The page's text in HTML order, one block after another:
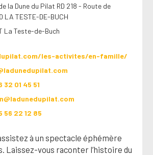
la Dune du Pilat RD 218 - Route de
LA TESTE-DE-BUCH
La Teste-de-Buch
les-activites/en-famille/
32 01 45 51
56 22 12 85
à un spectacle éphémère
Laissez-vous raconter l’histoire du